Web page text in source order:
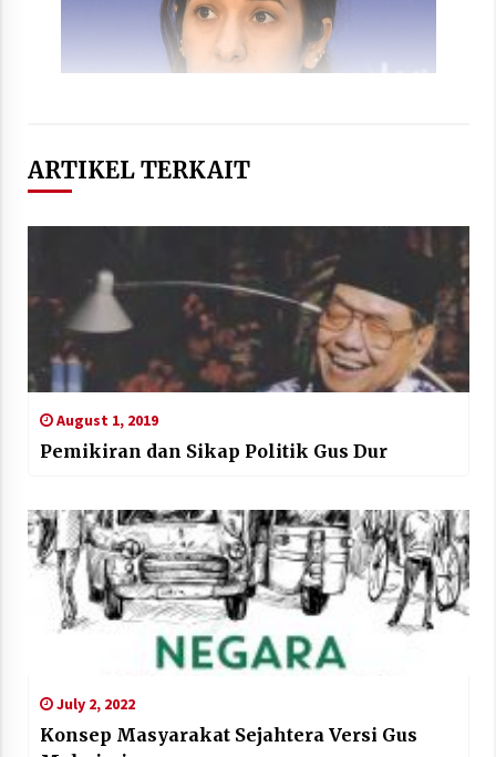
ARTIKEL TERKAIT
August 1, 2019
Pemikiran dan Sikap Politik Gus Dur
July 2, 2022
Konsep Masyarakat Sejahtera Versi Gus